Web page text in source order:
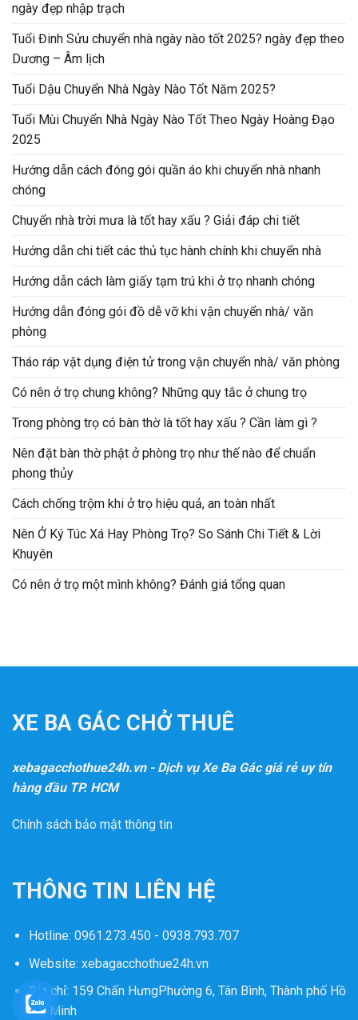
ngày đẹp nhập trạch
Tuổi Đinh Sửu chuyển nhà ngày nào tốt 2025? ngày đẹp theo
Dương – Âm lịch
Tuổi Dậu Chuyển Nhà Ngày Nào Tốt Năm 2025?
Tuổi Mùi Chuyển Nhà Ngày Nào Tốt Theo Ngày Hoàng Đạo
2025
Hướng dẫn cách đóng gói quần áo khi chuyển nhà nhanh
chóng
Chuyển nhà trời mưa là tốt hay xấu ? Giải đáp chi tiết
Hướng dẫn chi tiết các thủ tục hành chính khi chuyển nhà
Hướng dẫn cách làm giấy tạm trú khi ở trọ nhanh chóng
Hướng dẫn đóng gói đồ dễ vỡ khi vận chuyển nhà/ văn
phòng
Tháo ráp vật dụng điện tử trong vận chuyển nhà/ văn phòng
Có nên ở trọ chung không? Những quy tắc ở chung trọ
Trong phòng trọ có bàn thờ là tốt hay xấu ? Cần làm gì ?
Nên đặt bàn thờ phật ở phòng trọ như thế nào để chuẩn
phong thủy
Cách chống trộm khi ở trọ hiệu quả, an toàn nhất
Nên Ở Ký Túc Xá Hay Phòng Trọ? So Sánh Chi Tiết & Lời
Khuyên
Có nên ở trọ một mình không? Đánh giá tổng quan
XE BA GÁC CHỞ THUÊ
xebagacchothue24h.vn - Dịch vụ Xe Ba Gác giá rẻ uy tín
hàng đầu TP. HCM
Chính sách bảo mật thông tin
THÔNG TIN LIÊN HỆ
Hotline: 0961.273.450 - 0938.793.707
Website: xebagacchothue24h.vn
Địa chỉ: 159 Chấn HưngPhường 6, Tân Bình, Thành phố Hồ
Chí Minh